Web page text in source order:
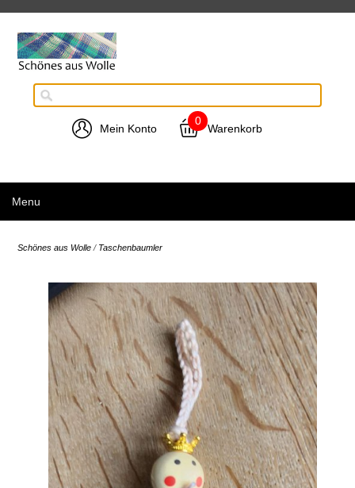
Mein Konto
0
Warenkorb
Menu
Schönes aus Wolle / Taschenbaumler